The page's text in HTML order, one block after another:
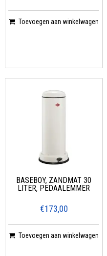
Toevoegen aan winkelwagen
BASEBOY, ZANDMAT 30
LITER, PEDAALEMMER
€173,00
Toevoegen aan winkelwagen